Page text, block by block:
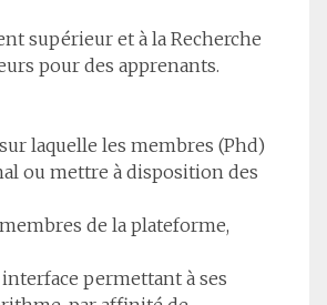
supérieur et à la Recherche
pour des apprenants.
laquelle les membres (Phd)
ou mettre à disposition des
de la plateforme,
permettant à ses